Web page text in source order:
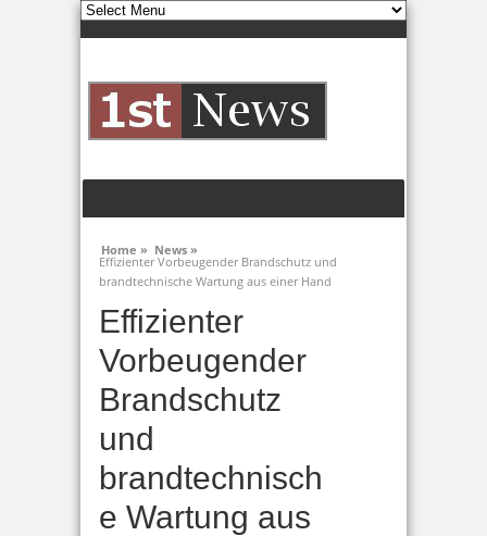
Home » News »
Effizienter Vorbeugender Brandschutz und
brandtechnische Wartung aus einer Hand
Effizienter
Vorbeugender
Brandschutz
und
brandtechnisch
e Wartung aus